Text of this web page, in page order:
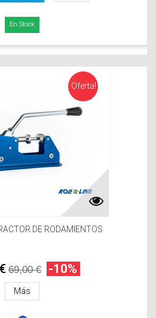
En Stock
Oferta!
DE RODAMIENTOS
69,00 € -10%
Más